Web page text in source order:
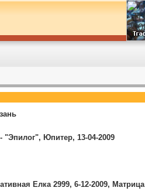
Юпитер, 13-04-2009
Елка 2999, 6-12-2009,